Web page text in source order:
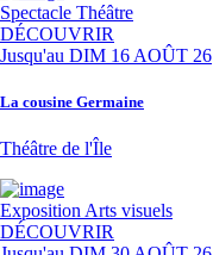
Spectacle Théâtre
DÉCOUVRIR
Jusqu'au DIM 16 AOÛT 26
La cousine Germaine
Théâtre de l'Île
Exposition Arts visuels
DÉCOUVRIR